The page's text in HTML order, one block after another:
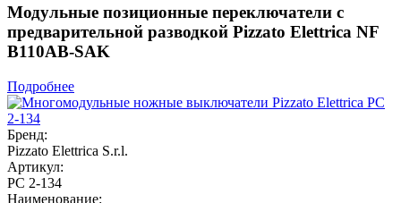
Модульные позиционные переключатели с
предварительной разводкой Pizzato Elettrica NF
B110AB-SAK
Подробнее
Бренд:
Pizzato Elettrica S.r.l.
Артикул:
PC 2-134
Наименование: